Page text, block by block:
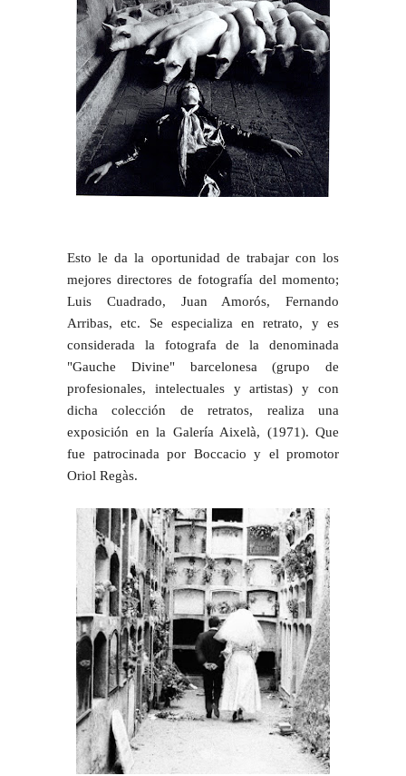
Esto le da la oportunidad de trabajar con los
mejores directores de fotografía del momento;
Luis Cuadrado, Juan Amorós, Fernando
Arribas, etc. Se especializa en retrato, y es
considerada la fotografa de la denominada
"Gauche Divine" barcelonesa (grupo de
profesionales, intelectuales y artistas) y con
dicha colección de retratos, realiza una
exposición en la Galería Aixelà, (1971). Que
fue patrocinada por Boccacio y el promotor
Oriol Regàs.